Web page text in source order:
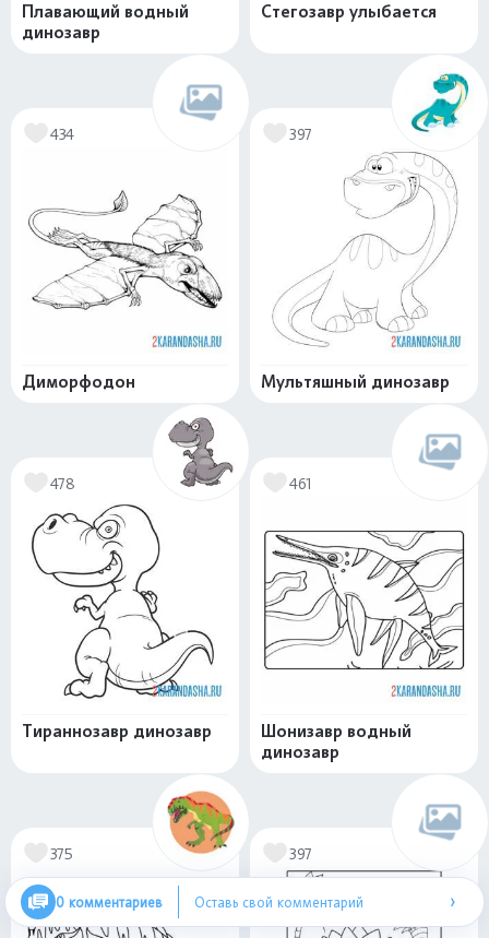
Плавающий водный
динозавр
Стегозавр улыбается
434
Диморфодон
397
Мультяшный динозавр
478
Тираннозавр динозавр
461
Шонизавр водный
динозавр
375 397
0 комментариев Оставь свой комментарий ›